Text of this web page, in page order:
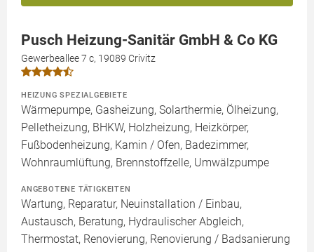
Pusch Heizung-Sanitär GmbH & Co KG
Gewerbeallee 7 c, 19089 Crivitz
HEIZUNG SPEZIALGEBIETE
Wärmepumpe, Gasheizung, Solarthermie, Ölheizung,
Pelletheizung, BHKW, Holzheizung, Heizkörper,
Fußbodenheizung, Kamin / Ofen, Badezimmer,
Wohnraumlüftung, Brennstoffzelle, Umwälzpumpe
ANGEBOTENE TÄTIGKEITEN
Wartung, Reparatur, Neuinstallation / Einbau,
Austausch, Beratung, Hydraulischer Abgleich,
Thermostat, Renovierung, Renovierung / Badsanierung